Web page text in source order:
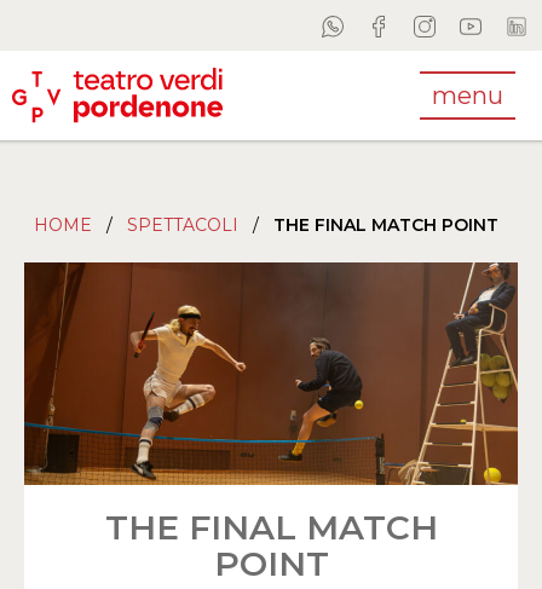
menu
HOME / SPETTACOLI / THE FINAL MATCH POINT
THE FINAL MATCH
POINT